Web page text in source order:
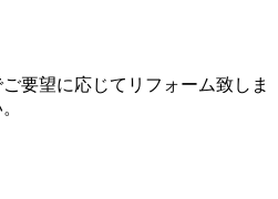
要望に応じてリフォーム致しま